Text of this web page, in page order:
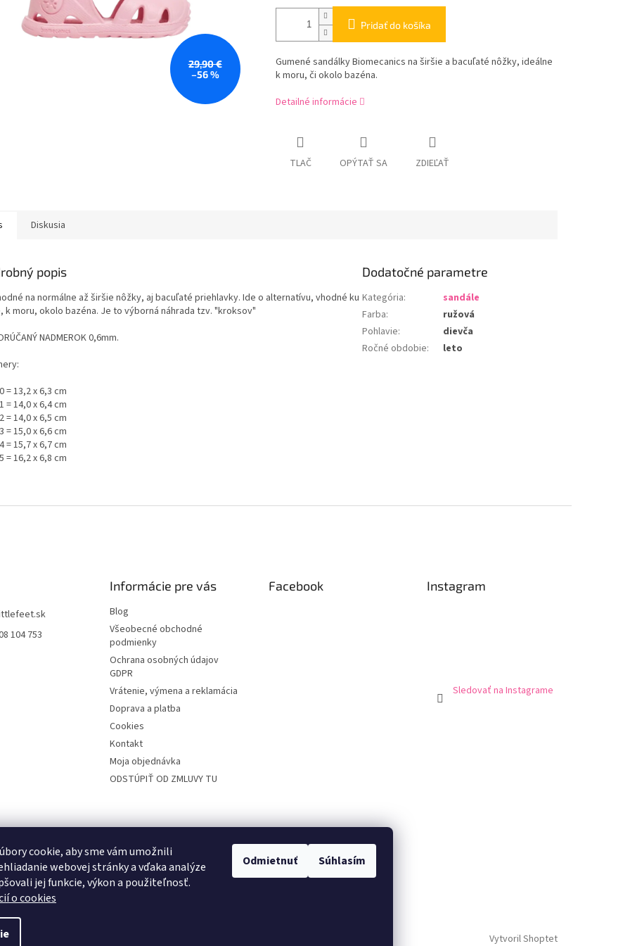
cookie, aby sme vám umožnili
webovej stránky a vďaka analýze
jej funkcie, výkon a použiteľnosť.
o cookies
Odmietnuť Súhlasím
29,90 €
–56 %
Pridať do košíka
Gumené sandálky Biomecanics na širšie a bacuľaté nôžky, ideálne
k moru, či okolo bazéna.
Detailné informácie
TLAČ OPÝTAŤ SA ZDIEĽAŤ
Diskusia
popis
na normálne až širšie nôžky, aj bacuľaté priehlavky. Ide o alternatívu, vhodné ku
k moru, okolo bazéna. Je to výborná náhrada tzv. "kroksov"
NADMEROK 0,6mm.
= 13,2 x 6,3 cm
= 14,0 x 6,4 cm
= 14,0 x 6,5 cm
= 15,0 x 6,6 cm
= 15,7 x 6,7 cm
= 16,2 x 6,8 cm
Dodatočné parametre
Kategória:
sandále
Farba:
ružová
Pohlavie:
dievča
Ročné obdobie: leto
104 753
Informácie pre vás
Blog
Všeobecné obchodné
podmienky
Ochrana osobných údajov
GDPR
Vrátenie, výmena a reklamácia
Doprava a platba
Cookies
Kontakt
Moja objednávka
ODSTÚPIŤ OD ZMLUVY TU
Facebook Instagram
Sledovať na Instagrame
platby
Vytvoril Shoptet
nastavenie cookies